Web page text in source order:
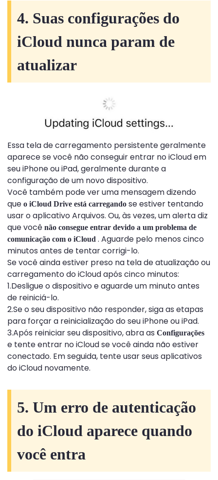
4. Suas configurações do
iCloud nunca param de
atualizar
Essa tela de carregamento persistente geralmente
aparece se você não conseguir entrar no iCloud em
seu iPhone ou iPad, geralmente durante a
configuração de um novo dispositivo.
Você também pode ver uma mensagem dizendo
que o iCloud Drive está carregando se estiver tentando
usar o aplicativo Arquivos. Ou, às vezes, um alerta diz
que você não consegue entrar devido a um problema de
comunicação com o iCloud . Aguarde pelo menos cinco
minutos antes de tentar corrigi-lo.
Se você ainda estiver preso na tela de atualização ou
carregamento do iCloud após cinco minutos:
1.Desligue o dispositivo e aguarde um minuto antes
de reiniciá-lo.
2.Se o seu dispositivo não responder, siga as etapas
para forçar a reinicialização do seu iPhone ou iPad.
3.Após reiniciar seu dispositivo, abra as Configurações
e tente entrar no iCloud se você ainda não estiver
conectado. Em seguida, tente usar seus aplicativos
do iCloud novamente.
5. Um erro de autenticação
do iCloud aparece quando
você entra